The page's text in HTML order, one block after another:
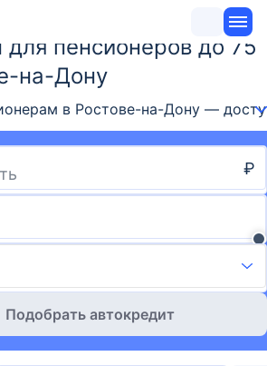
пенсионеров до 75
на-Дону
в Ростове-на-Дону —
₽
Подобрать автокредит